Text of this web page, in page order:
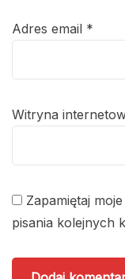
Adres email *
Witryna
Zapamiętaj
pisania kolejnych